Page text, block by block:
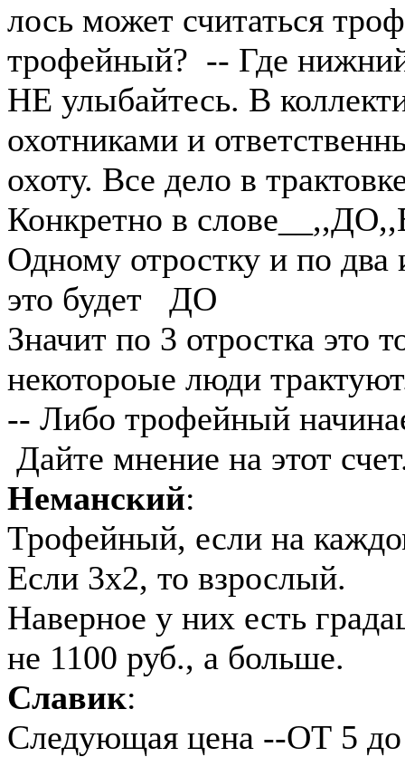
лось может считаться
трофейный? -- Где
НЕ улыбайтесь. В
охотниками и
охоту. Все дело в
Конкретно в
Одному отростку и по
это будет ДО
Значит по 3 отростка это
некотороые люди
-- Либо трофейный
Дайте мнение на этот
Неманский:
Трофейный, если на
Если 3х2, то взрослый.
Наверное у них есть
не 1100 руб., а больше.
Славик:
Следующая цена --ОТ 5 до